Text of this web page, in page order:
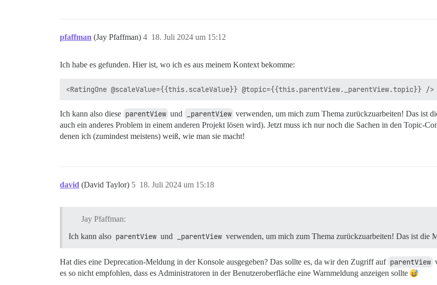
pfaffman (Jay Pfaffman) 18. Juli 2024 um 15:12
4
Ich habe es gefunden. Hier ist, wo ich es aus meinem Kontext bekomme:
Ich kann also diese parentView und _parentView verwenden, um mich zum Thema zurückzuarbeiten! Das ist
auch ein anderes Problem in einem anderen Projekt lösen wird). Jetzt muss ich nur noch die Sachen in den Topic-
denen ich (zumindest meistens) weiß, wie man sie macht!
david (David Taylor) 18. Juli 2024 um 15:18
5
Jay Pfaffman:
Ich kann also parentView und _parentView verwenden, um mich zum Thema zurückzuarbeiten! Das ist die
Hat dies eine Deprecation-Meldung in der Konsole ausgegeben? Das sollte es, da wir den Zugriff auf parentView
es so nicht empfohlen, dass es Administratoren in der Benutzeroberfläche eine Warnmeldung anzeigen sollte